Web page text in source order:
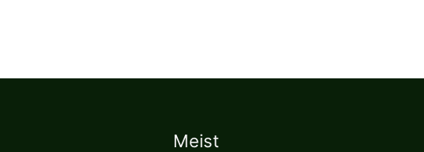
Meist